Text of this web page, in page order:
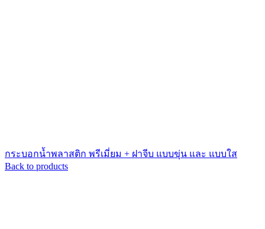
กระบอกน้ำพลาสติก พรีเมี่ยม + ฝาจีบ แบบขุ่น และ แบบใส
Back to products